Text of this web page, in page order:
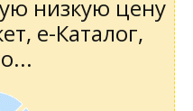
низкую цену
е-Каталог,